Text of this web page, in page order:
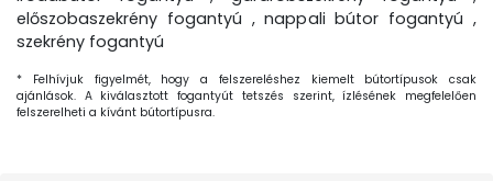
előszobaszekrény fogantyú , nappali bútor fogantyú ,
szekrény fogantyú
* Felhívjuk figyelmét, hogy a felszereléshez kiemelt bútortípusok csak
ajánlások. A kiválasztott fogantyút tetszés szerint, ízlésének megfelelően
felszerelheti a kívánt bútortípusra.